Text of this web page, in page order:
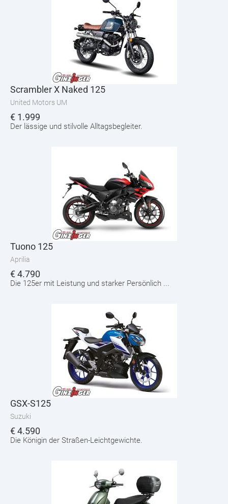
Scrambler X Naked 125
United Motors UM
€ 1.999
Der lässige und stilvolle Alltagsbegleiter.
Tuono 125
Aprilia
€4.790
Die 125er mit Leistung und starker Persönlich ...
GSX-S125
Suzuki
€4.590
Die Königin der Straßen-Leichtgewichte.